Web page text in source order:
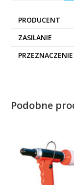
PRODUCENT
ZASILANIE
PRZEZNACZENIE
Podobne